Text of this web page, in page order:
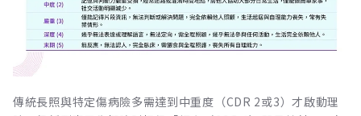
傳統長照與特定傷病險多需達到中重度（CDR 2或3）才啟動理